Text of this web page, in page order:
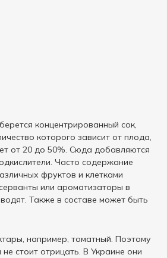
концентрированный сок,
которого зависит от плода,
от 20 до 50%. Сюда добавляются
Часто содержание
фруктов и клетками
или ароматизаторы в
Также в составе может быть
например, томатный. Поэтому
стоит отрицать. В Украине они